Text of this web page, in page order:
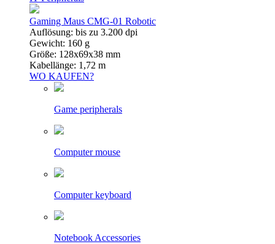
Gaming Maus CMG-01 Robotic
Auflösung: bis zu 3.200 dpi
Gewicht: 160 g
Größe: 128x69x38 mm
Kabellänge: 1,72 m
WO KAUFEN?
Game peripherals
Computer mouse
Computer keyboard
Notebook Accessories